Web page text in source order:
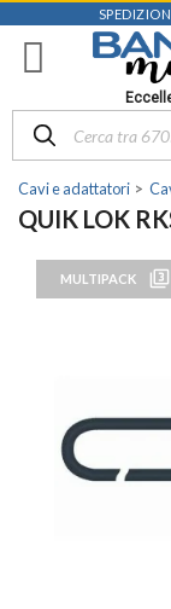
Cavi e adattatori
QUIK LOK
MULTIPACK filter_3